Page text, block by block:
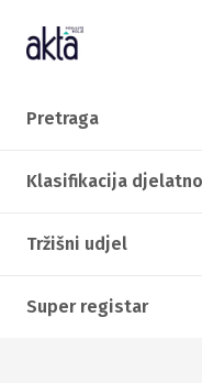
Pretraga
Klasifikacija
Tržišni udjel
Super registar